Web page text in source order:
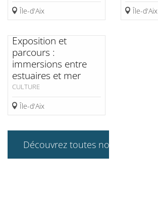
Île-d'Aix Île-d'Aix
Exposition et
parcours :
immersions entre
estuaires et mer
CULTURE
Île-d'Aix
Découvrez toutes nos offres